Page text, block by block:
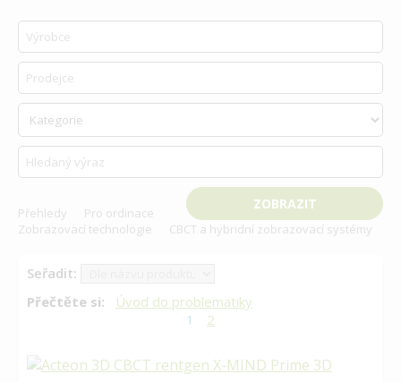
Přehledy
Pro ordinace
Zobrazovací technologie
CBCT a hybridní zobrazovací systémy
Seřadit:
Přečtěte si:
Úvod do problematiky
1
2